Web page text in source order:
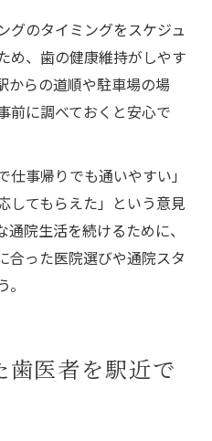
グのタイミングをスケジュ
め、歯の健康維持がしやす
からの道順や駐車場の場
前に調べておくと安心で
事帰りでも通いやすい」
してもらえた」という意見
院生活を続けるために、
合った医院選びや通院スタ
医者を駅近で